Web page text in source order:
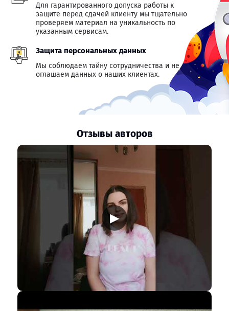
Для гарантированного допуска работы к
защите перед сдачей клиенту мы тщательно
проверяем материал на уникальность по
указанным сервисам.
Защита персональных данных
Мы соблюдаем тайну сотрудничества и не
оглашаем данных о наших клиентах.
Отзывы авторов
▶